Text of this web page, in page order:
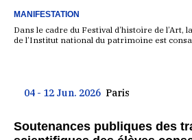
MANIFESTATION
Dans le cadre du Festival d’histoire de l’Art,
de l’Institut national du patrimoine est
04 - 12 Jun. 2026 Paris
Soutenances publiques des